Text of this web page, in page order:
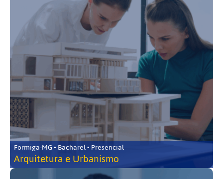
Formiga-MG • Bacharel • Presencial
Arquitetura e Urbanismo